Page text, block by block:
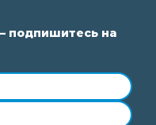
подпишитесь на